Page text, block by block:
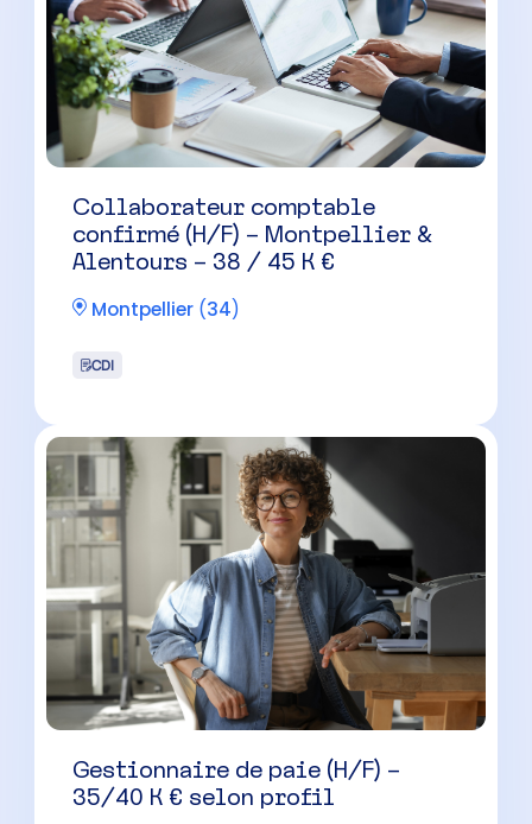
Collaborateur comptable
confirmé (H/F) – Montpellier &
Alentours – 38 / 45 K €
Montpellier (34)
CDI
Gestionnaire de paie (H/F) –
35/40 K € selon profil